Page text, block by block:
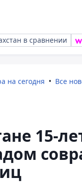
в сравнении
на сегодня Все
15-